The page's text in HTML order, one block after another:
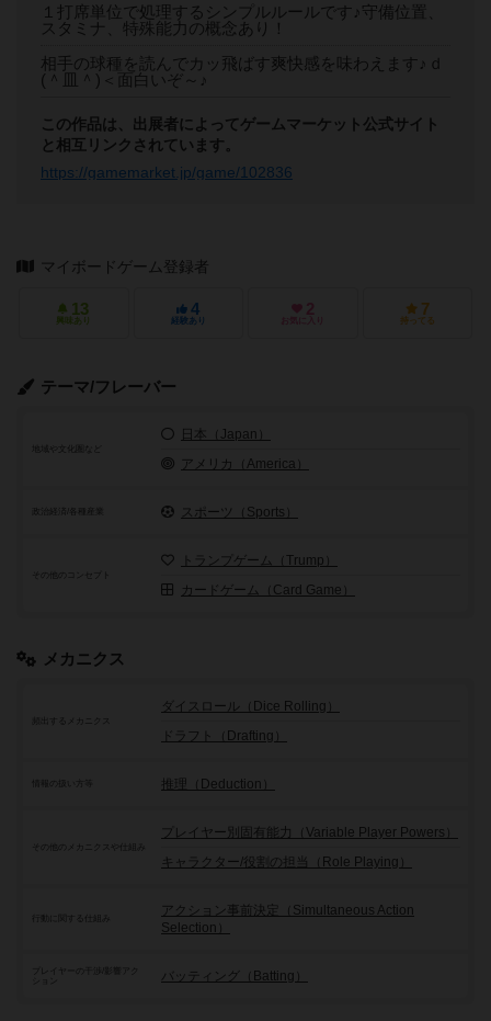
１打席単位で処理するシンプルルールです♪守備位置、
スタミナ、特殊能力の概念あり！
相手の球種を読んでカッ飛ばす爽快感を味わえます♪ｄ
(＾皿＾)＜面白いぞ～♪
この作品は、出展者によってゲームマーケット公式サイト
と相互リンクされています。
https://gamemarket.jp/game/102836
マイボードゲーム登録者
13
興味あり
4
経験あり
2
お気に入り
7
持ってる
テーマ/フレーバー
地域や文化圏など
日本（Japan）
アメリカ（America）
政治経済/各種産業 スポーツ（Sports）
その他のコンセプト
トランプゲーム（Trump）
カードゲーム（Card Game）
メカニクス
頻出するメカニクス
ダイスロール（Dice Rolling）
ドラフト（Drafting）
推理（Deduction）
その他のメカニクスや仕組み
プレイヤー別固有能力（Variable Player Powers）
キャラクター/役割の担当（Role Playing）
行動に関する仕組み
アクション事前決定（Simultaneous Action
Selection）
プレイヤーの干渉/影響アク
バッティング（Batting）